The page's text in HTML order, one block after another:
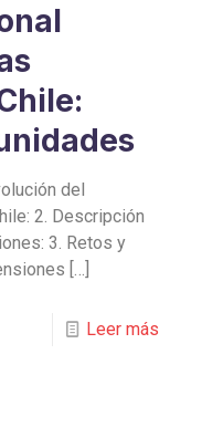
del
2. Descripción
3. Retos y
Leer más